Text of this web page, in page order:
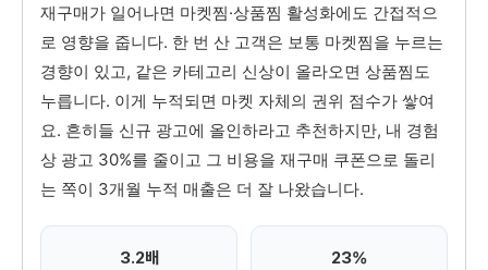
재구매가 일어나면 마켓찜·상품찜 활성화에도 간접적으
로 영향을 줍니다. 한 번 산 고객은 보통 마켓찜을 누르는
경향이 있고, 같은 카테고리 신상이 올라오면 상품찜도
누릅니다. 이게 누적되면 마켓 자체의 권위 점수가 쌓여
요. 흔히들 신규 광고에 올인하라고 추천하지만, 내 경험
상 광고 30%를 줄이고 그 비용을 재구매 쿠폰으로 돌리
는 쪽이 3개월 누적 매출은 더 잘 나왔습니다.
3.2배 23%